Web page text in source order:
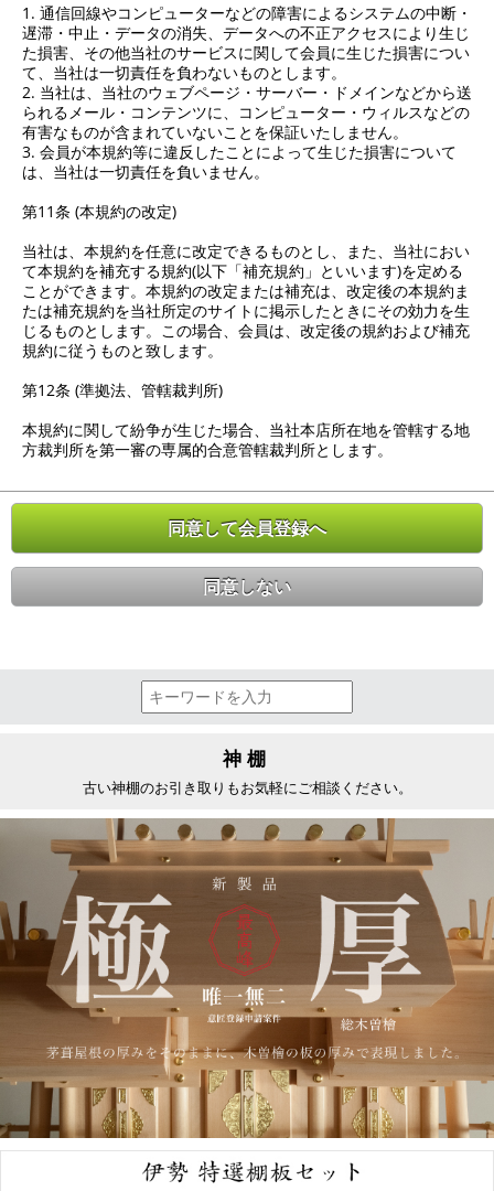
1. 通信回線やコンピューターなどの障害によるシステムの中断・
遅滞・中止・データの消失、データへの不正アクセスにより生じ
た損害、その他当社のサービスに関して会員に生じた損害につい
て、当社は一切責任を負わないものとします。
2. 当社は、当社のウェブページ・サーバー・ドメインなどから送
られるメール・コンテンツに、コンピューター・ウィルスなどの
有害なものが含まれていないことを保証いたしません。
3. 会員が本規約等に違反したことによって生じた損害について
は、当社は一切責任を負いません。
第11条 (本規約の改定)
当社は、本規約を任意に改定できるものとし、また、当社におい
て本規約を補充する規約(以下「補充規約」といいます)を定める
ことができます。本規約の改定または補充は、改定後の本規約ま
たは補充規約を当社所定のサイトに掲示したときにその効力を生
じるものとします。この場合、会員は、改定後の規約および補充
規約に従うものと致します。
第12条 (準拠法、管轄裁判所)
本規約に関して紛争が生じた場合、当社本店所在地を管轄する地
方裁判所を第一審の専属的合意管轄裁判所とします。
同意して会員登録へ
同意しない
神棚
古い神棚のお引き取りもお気軽にご相談ください。